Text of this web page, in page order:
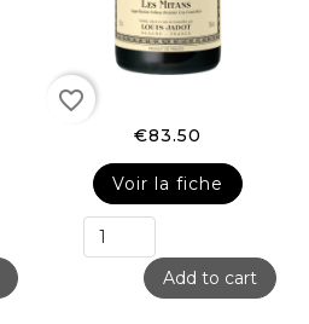
favorite_border
€83.50
Voir la fiche
Add to cart